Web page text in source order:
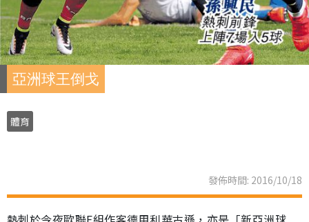
亞洲球王倒戈
體育
發佈時間: 2016/10/18